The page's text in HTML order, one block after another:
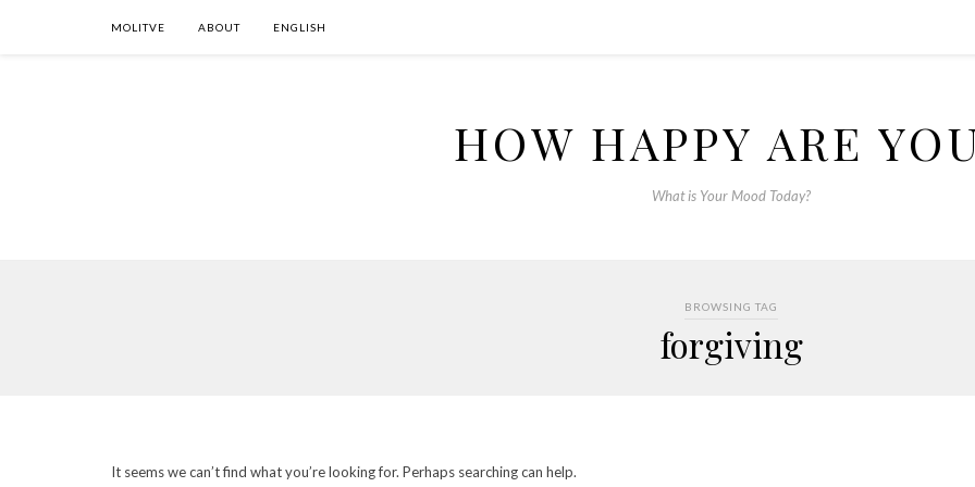
MOLITVE ABOUT ENGLISH
HOW HAPPY ARE
What is Your Mood Today?
BROWSING TAG
forgiving
It seems we can’t find what you’re looking for. Perhaps searching can help.